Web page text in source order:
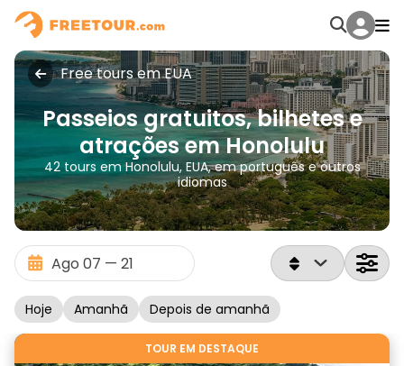
Free tours em EUA
Passeios gratuitos, bilhetes e
atrações em Honolulu
42 tours em Honolulu, EUA, em português e outros
idiomas
Hoje Amanhã Depois de amanhã
TOUR EM DESTAQUE